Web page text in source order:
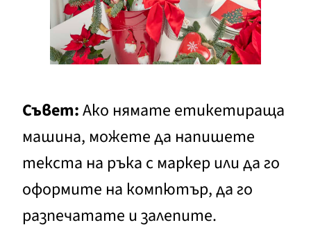
Съвет:Ако нямате етикетираща
машина, можете да напишете
текста на ръка с маркер или да го
оформите на компютър, да го
разпечатате и залепите.